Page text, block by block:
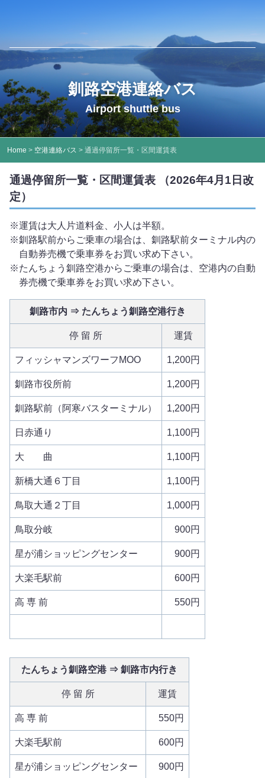
釧路空港連絡バス
Airport shuttle bus
Home > 空港連絡バス > 通過停留所一覧・区間運賃表
通過停留所一覧・区間運賃表 （2026年4月1日改
定）
運賃は大人片道料金、小人は半額。
釧路駅前からご乗車の場合は、釧路駅前ターミナル内の
自動券売機で乗車券をお買い求め下さい。
たんちょう釧路空港からご乗車の場合は、空港内の自動
券売機で乗車券をお買い求め下さい。
釧路市内 ⇒ たんちょう釧路空港行き
停 留 所 運賃
フィッシャマンズワーフMOO 1,200円
釧路市役所前 1,200円
釧路駅前（阿寒バスターミナル） 1,200円
日赤通り 1,100円
大 曲 1,100円
新橋大通６丁目 1,100円
鳥取大通２丁目 1,000円
鳥取分岐 900円
星が浦ショッピングセンター 900円
大楽毛駅前 600円
高 専 前 550円
たんちょう釧路空港 ⇒ 釧路市内行き
停 留 所 運賃
高 専 前 550円
大楽毛駅前 600円
星が浦ショッピングセンター 900円